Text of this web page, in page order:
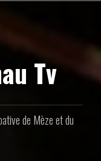
Tv
de Mèze et du